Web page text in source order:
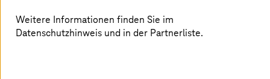
Weitere Informationen finden Sie im
Datenschutzhinweis und in der Partnerliste.